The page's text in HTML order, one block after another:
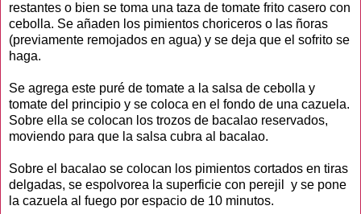
restantes o bien se toma una taza de tomate frito casero con
cebolla. Se añaden los pimientos choriceros o las ñoras
(previamente remojados en agua) y se deja que el sofrito se
haga.
Se agrega este puré de tomate a la salsa de cebolla y
tomate del principio y se coloca en el fondo de una cazuela.
Sobre ella se colocan los trozos de bacalao reservados,
moviendo para que la salsa cubra al bacalao.
Sobre el bacalao se colocan los pimientos cortados en tiras
delgadas, se espolvorea la superficie con perejil y se pone
la cazuela al fuego por espacio de 10 minutos.